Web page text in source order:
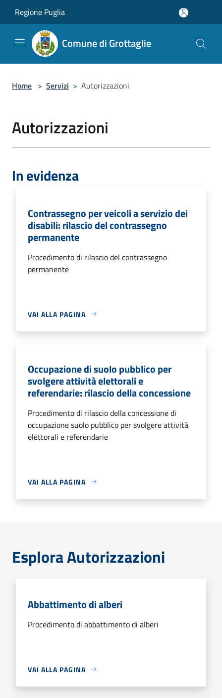
Regione Puglia
Comune di Grottaglie
Home > Servizi > Autorizzazioni
Autorizzazioni
In evidenza
Contrassegno per veicoli a servizio dei
disabili: rilascio del contrassegno
permanente
Procedimento di rilascio del contrassegno
permanente
VAI ALLA PAGINA
Occupazione di suolo pubblico per
svolgere attività elettorali e
referendarie: rilascio della concessione
Procedimento di rilascio della concessione di
occupazione suolo pubblico per svolgere attività
elettorali e referendarie
VAI ALLA PAGINA
Esplora Autorizzazioni
Abbattimento di alberi
Procedimento di abbattimento di alberi
VAI ALLA PAGINA